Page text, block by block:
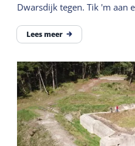
Dwarsdijk tegen. Tik 'm aan
Lees meer